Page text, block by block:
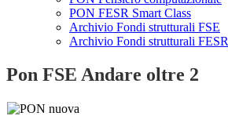
PON FESR Smart Class
Archivio Fondi strutturali FSE
Archivio Fondi strutturali FESR
Pon FSE Andare oltre 2